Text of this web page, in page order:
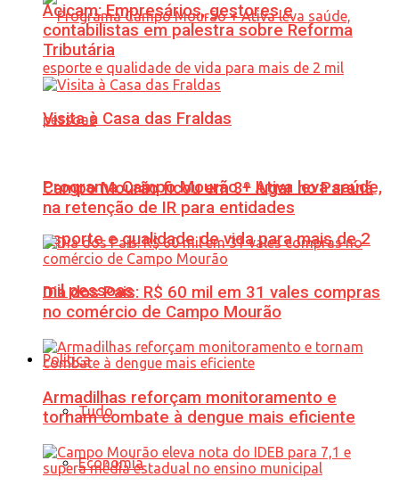
Programa Campo Mourão + Ativa leva saúde,
esporte e qualidade de vida para mais de 2
mil pessoas
Política
Tudo
Economia
Acicam: Empresários, gestores e
contabilistas em palestra sobre Reforma
Tributária
Visita à Casa das Fraldas
Campo Mourão ficou em 3º lugar no Paraná
na retenção de IR para entidades
Dia dos Pais: R$ 60 mil em 31 vales compras
no comércio de Campo Mourão
Armadilhas reforçam monitoramento e
tornam combate à dengue mais eficiente